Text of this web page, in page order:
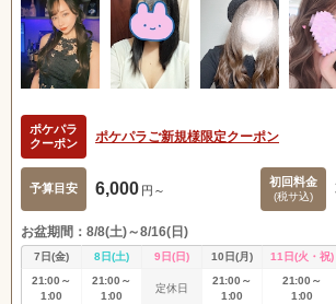
ポケパラ
クーポン
ポケパラご新規様限定クーポン
予算目安 6,000 円～
初回料金
(税サ込)
お盆期間：8/8(土)～8/16(日)
7日(金) 8日(土) 9日(日) 10日(月) 11日(火・祝)
21:00～
1:00
21:00～
1:00
定休日
21:00～
1:00
21:00～
1:00